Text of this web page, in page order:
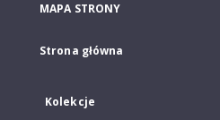
MAPA STRONY
Strona główna
Kolekcje